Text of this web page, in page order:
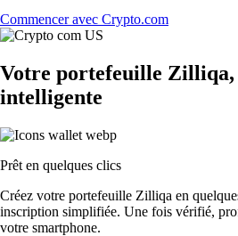
Commencer avec Crypto.com
Votre portefeuille Zilliqa,
intelligente
Prêt en quelques clics
Créez votre portefeuille Zilliqa en
inscription simplifiée. Une fois vérifié,
votre smartphone.